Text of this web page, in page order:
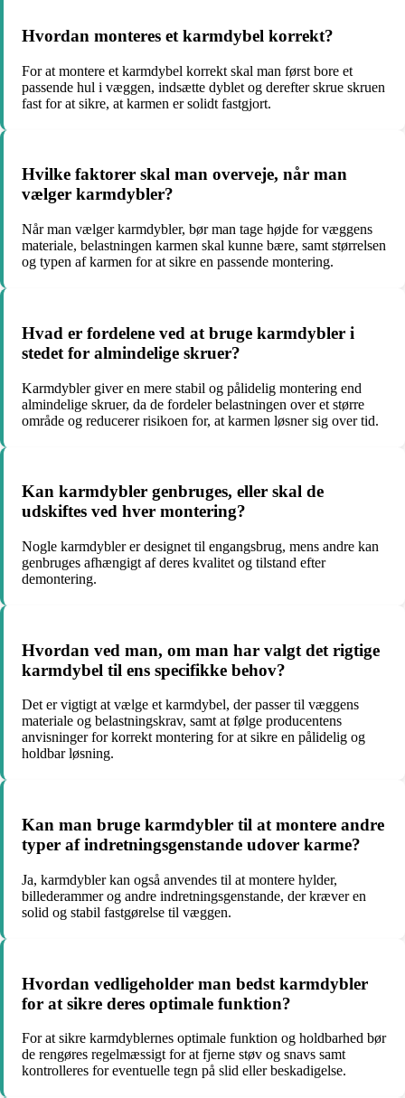
Hvordan monteres et karmdybel korrekt?
For at montere et karmdybel korrekt skal man først bore et
passende hul i væggen, indsætte dyblet og derefter skrue skruen
fast for at sikre, at karmen er solidt fastgjort.
Hvilke faktorer skal man overveje, når man
vælger karmdybler?
Når man vælger karmdybler, bør man tage højde for væggens
materiale, belastningen karmen skal kunne bære, samt størrelsen
og typen af karmen for at sikre en passende montering.
Hvad er fordelene ved at bruge karmdybler i
stedet for almindelige skruer?
Karmdybler giver en mere stabil og pålidelig montering end
almindelige skruer, da de fordeler belastningen over et større
område og reducerer risikoen for, at karmen løsner sig over tid.
Kan karmdybler genbruges, eller skal de
udskiftes ved hver montering?
Nogle karmdybler er designet til engangsbrug, mens andre kan
genbruges afhængigt af deres kvalitet og tilstand efter
demontering.
Hvordan ved man, om man har valgt det rigtige
karmdybel til ens specifikke behov?
Det er vigtigt at vælge et karmdybel, der passer til væggens
materiale og belastningskrav, samt at følge producentens
anvisninger for korrekt montering for at sikre en pålidelig og
holdbar løsning.
Kan man bruge karmdybler til at montere andre
typer af indretningsgenstande udover karme?
Ja, karmdybler kan også anvendes til at montere hylder,
billederammer og andre indretningsgenstande, der kræver en
solid og stabil fastgørelse til væggen.
Hvordan vedligeholder man bedst karmdybler
for at sikre deres optimale funktion?
For at sikre karmdyblernes optimale funktion og holdbarhed bør
de rengøres regelmæssigt for at fjerne støv og snavs samt
kontrolleres for eventuelle tegn på slid eller beskadigelse.